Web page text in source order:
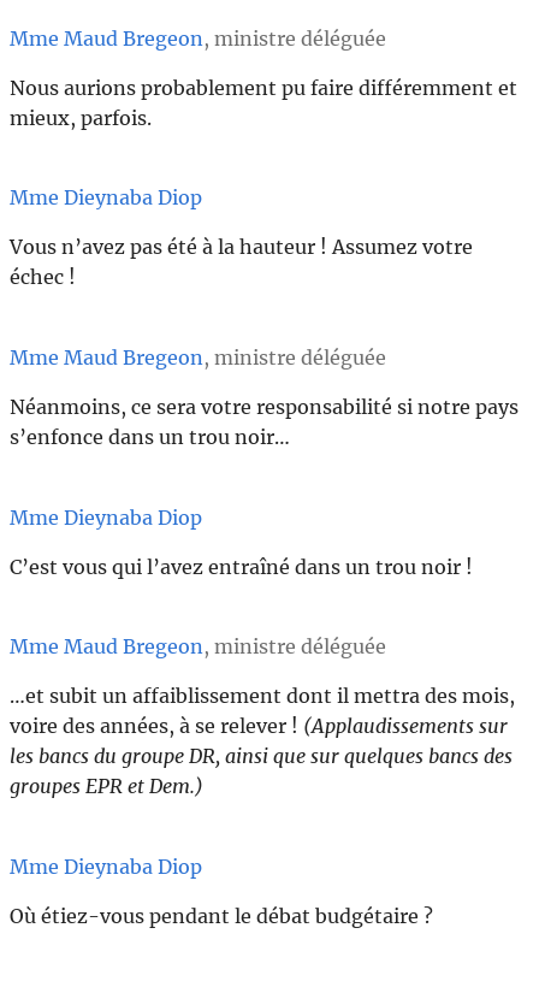
Mme Maud Bregeon , ministre déléguée
Nous aurions probablement pu faire différemment et
mieux, parfois.
Mme Dieynaba Diop
Vous n’avez pas été à la hauteur ! Assumez votre
échec !
Mme Maud Bregeon, ministre déléguée
Néanmoins, ce sera votre responsabilité si notre pays
s’enfonce dans un trou noir…
Mme Dieynaba Diop
C’est vous qui l’avez entraîné dans un trou noir !
Mme Maud Bregeon, ministre déléguée
…et subit un affaiblissement dont il mettra des mois,
voire des années, à se relever ! (Applaudissements sur
les bancs du groupe DR, ainsi que sur quelques bancs des
groupes EPR et Dem.)
Mme Dieynaba Diop
Où étiez-vous pendant le débat budgétaire ?